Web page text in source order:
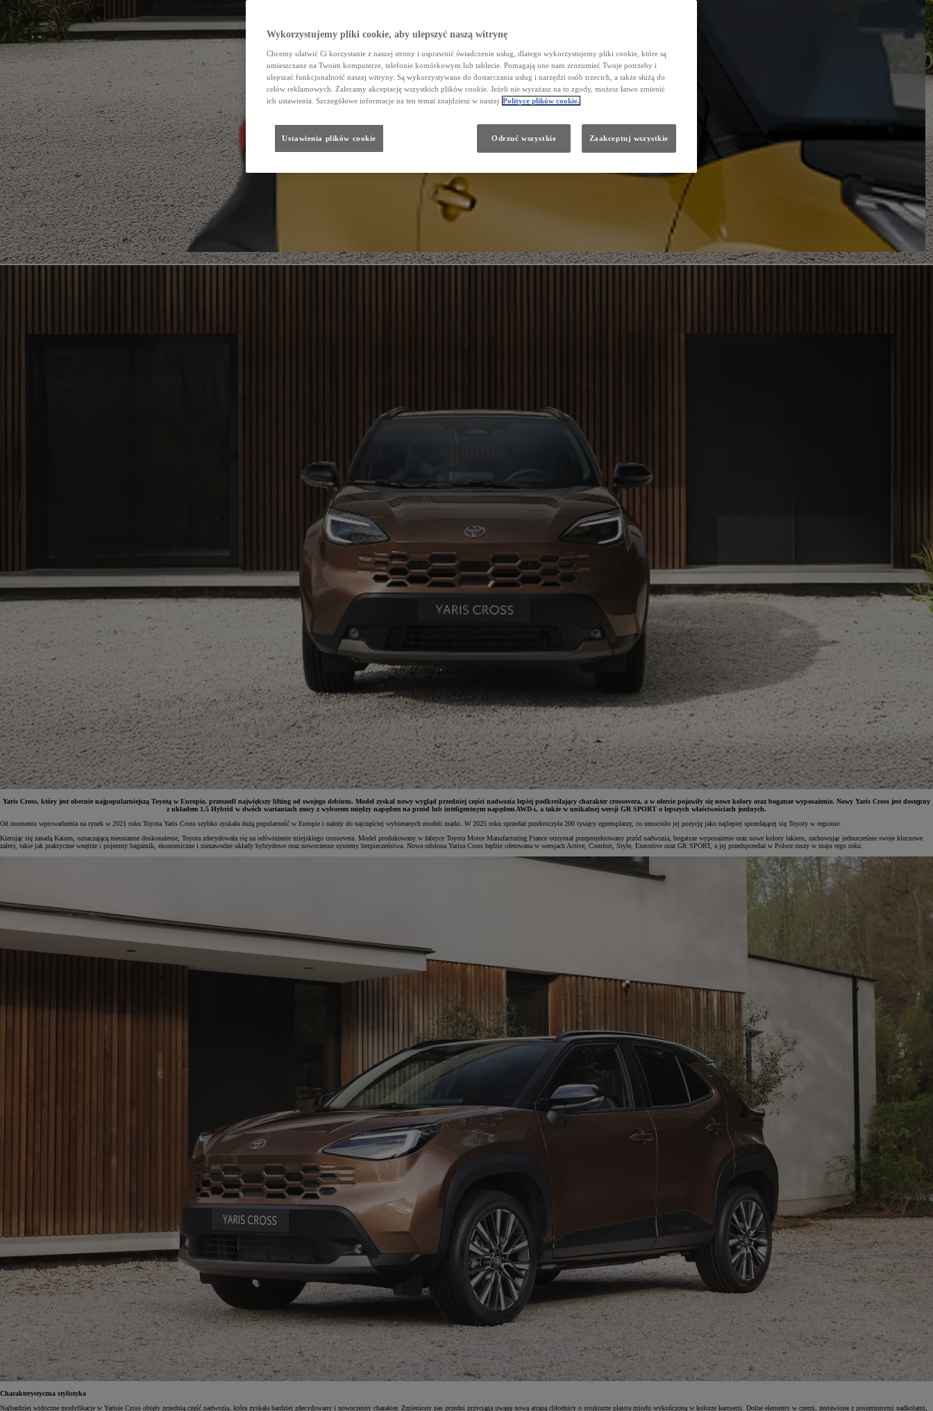
Od81 900 zł
Yaris Cross, który jest obecnie najpopularniejszą Toyotą w Europie, przeszedł największy lifting od swojego debiutu. Model zyskał nowy wygląd przedniej części nadwozia lepiej podkreślający charakter crossovera, a w ofercie pojawiły się nowe kolory oraz bogatsze wyposażenie. Nowy Yaris Cross jest dostępny
z układem 1.5 Hybrid w dwóch wariantach mocy z wyborem między napędem na przód lub inteligentnym napędem AWD-i, a także w unikalnej wersji GR SPORT o lepszych właściwościach jezdnych.
Od momentu wprowadzenia na rynek w 2021 roku Toyota Yaris Cross szybko zyskała dużą popularność w Europie i należy do najczęściej wybieranych modeli marki. W 2025 roku sprzedaż przekroczyła 200 tysięcy egzemplarzy, co umocniło jej pozycję jako najlepiej sprzedającej się Toyoty w regionie.
Kierując się zasadą Kaizen, oznaczającą nieustanne doskonalenie, Toyota zdecydowała się na odświeżenie miejskiego crossovera. Model produkowany w fabryce Toyota Motor Manufacturing France otrzymał przeprojektowany przód nadwozia, bogatsze wyposażenie oraz nowe kolory lakieru, zachowując jednocześnie swoje kluczowe
zalety, takie jak praktyczne wnętrze i pojemny bagażnik, ekonomiczne i niezawodne układy hybrydowe oraz nowoczesne systemy bezpieczeństwa. Nowa odsłona Yarisa Cross będzie oferowana w wersjach Active, Comfort, Style, Executive oraz GR SPORT, a jej przedsprzedaż w Polsce ruszy w maju tego roku.
Charakterystyczna stylistyka
Najbardziej widoczne modyfikacje w Yarisie Cross objęły przednią część nadwozia, która zyskała bardziej zdecydowany i nowoczesny charakter. Zmieniony pas przedni przyciąga uwagę nową atrapą chłodnicy o strukturze plastra miodu wykończoną w kolorze karoserii. Dolne elementy w czerni, zestawione z poszerzonymi nadkolami,
Wykorzystujemy pliki cookie, aby ulepszyć naszą witrynę
Chcemy ułatwić Ci korzystanie z naszej strony i usprawnić świadczenie usług, dlatego wykorzystujemy pliki cookie, które są
umieszczane na Twoim komputerze, telefonie komórkowym lub tablecie. Pomagają one nam zrozumieć Twoje potrzeby i
ulepszać funkcjonalność naszej witryny. Są wykorzystywane do dostarczania usług i narzędzi osób trzecich, a także służą do
celów reklamowych. Zalecamy akceptację wszystkich plików cookie. Jeżeli nie wyrażasz na to zgody, możesz łatwo zmienić
ich ustawienia. Szczegółowe informacje na ten temat znajdziesz w naszej Polityce plików cookie.
Ustawienia plików cookie Odrzuć wszystkie Zaakceptuj wszystkie